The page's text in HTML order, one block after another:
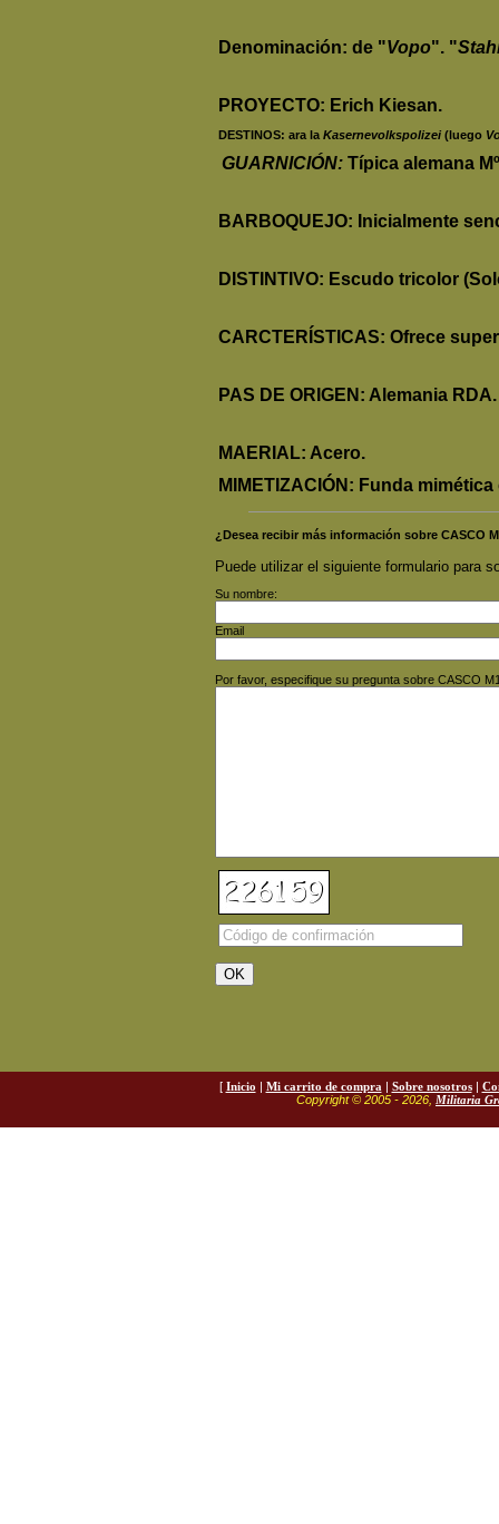
Denominación: de "Vopo". "
PROYECTO: Erich Kiesan.
DESTINOS: ara la Kasernevolkspolizei (luego
GUARNICIÓN: Típica alemana
BARBOQUEJO: Inicialmente
DISTINTIVO: Escudo tricolor
CARCTERÍSTICAS: Ofrece
PAS DE ORIGEN: Alemania RDA.
MAERIAL: Acero.
MIMETIZACIÓN: Funda
¿Desea recibir más información sobre CASCO
Puede utilizar el siguiente formulario para
Su nombre:
Email
Por favor, especifique su pregunta sobre CASCO
[ Inicio | Mi carrito de compra | Sobre nosotros|
Copyright © 2005 - 2026, Militaria